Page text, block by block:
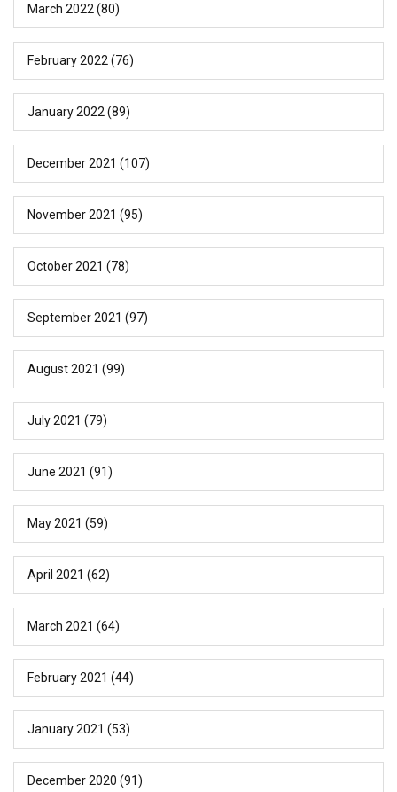
March 2022 (80)
February 2022 (76)
January 2022 (89)
December 2021 (107)
November 2021 (95)
October 2021 (78)
September 2021 (97)
August 2021 (99)
July 2021 (79)
June 2021 (91)
May 2021 (59)
April 2021 (62)
March 2021 (64)
February 2021 (44)
January 2021 (53)
December 2020 (91)